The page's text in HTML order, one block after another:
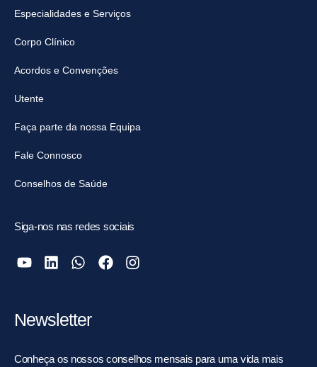
Especialidades e Serviços
Corpo Clínico
Acordos e Convenções
Utente
Faça parte da nossa Equipa
Fale Connosco
Conselhos de Saúde
Siga-nos nas redes sociais
Newsletter
Conheça os nossos conselhos mensais para uma vida mais